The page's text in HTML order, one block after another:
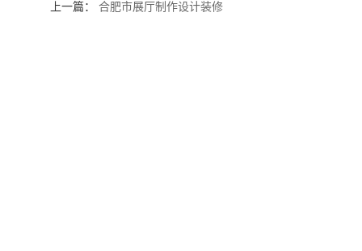
上一篇： 合肥市展厅制作设计装修